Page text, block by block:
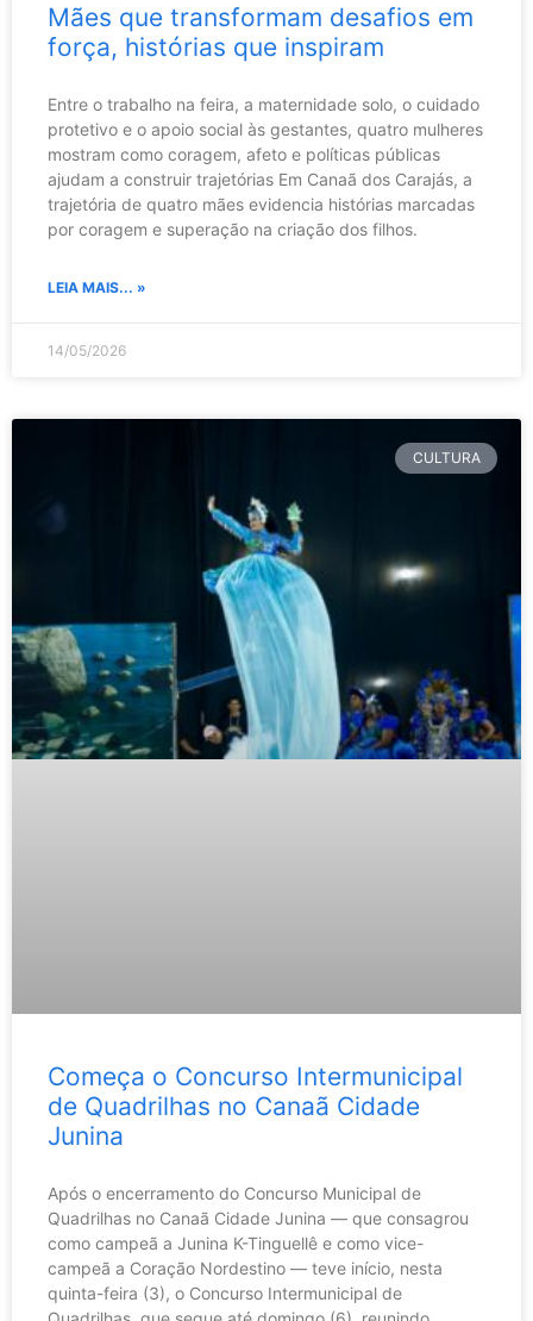
Mães que transformam desafios em
força, histórias que inspiram
Entre o trabalho na feira, a maternidade solo, o cuidado
protetivo e o apoio social às gestantes, quatro mulheres
mostram como coragem, afeto e políticas públicas
ajudam a construir trajetórias Em Canaã dos Carajás, a
trajetória de quatro mães evidencia histórias marcadas
por coragem e superação na criação dos filhos.
LEIA MAIS... »
14/05/2026
CULTURA
Começa o Concurso Intermunicipal
de Quadrilhas no Canaã Cidade
Junina
Após o encerramento do Concurso Municipal de
Quadrilhas no Canaã Cidade Junina — que consagrou
como campeã a Junina K-Tinguellê e como vice-
campeã a Coração Nordestino — teve início, nesta
quinta-feira (3), o Concurso Intermunicipal de